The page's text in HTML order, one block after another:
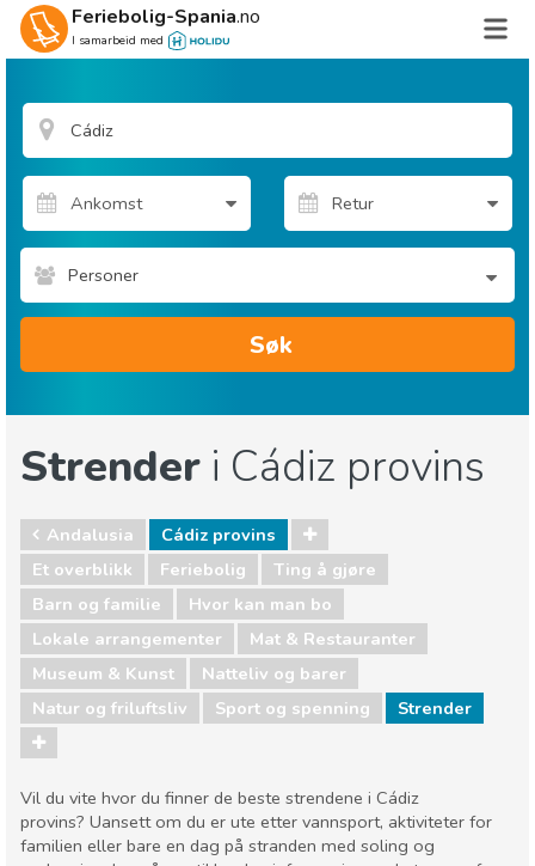
Feriebolig-Spania.no
I samarbeid med
Personer
Søk
Strender i Cádiz provins
Andalusia
Cádiz provins
Et overblikk
Feriebolig
Ting å gjøre
Barn og familie
Hvor kan man bo
Lokale arrangementer
Mat & Restauranter
Museum & Kunst
Natteliv og barer
Natur og friluftsliv
Sport og spenning Strender
Vil du vite hvor du finner de beste strendene i Cádiz
provins? Uansett om du er ute etter vannsport, aktiviteter for
familien eller bare en dag på stranden med soling og